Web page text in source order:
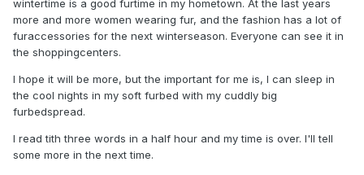
wintertime is a good furtime in my hometown. At the last years
more and more women wearing fur, and the fashion has a lot of
furaccessories for the next winterseason. Everyone can see it in
the shoppingcenters.
I hope it will be more, but the important for me is, I can sleep in
the cool nights in my soft furbed with my cuddly big
furbedspread.
I read tith three words in a half hour and my time is over. I'll tell
some more in the next time.